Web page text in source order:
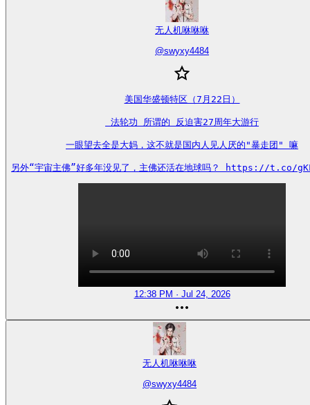
无人机咻咻咻
@swyxy4484
美国华盛顿特区（7月22日）
法轮功 所谓的 反迫害27周年大游行
一眼望去全是大妈，这不就是国内人见人厌的"暴走团" 嘛
另外“宇宙主佛”好多年没见了，主佛还活在地球吗？ https://t.co/
12:38 PM · Jul 24, 2026
无人机咻咻咻
@swyxy4484